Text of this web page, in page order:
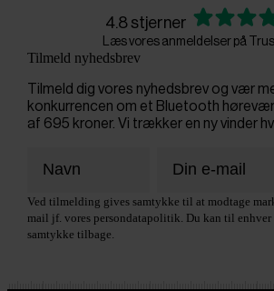
4.8 stjerner
Læs vores anmeldelser på
Tilmeld nyhedsbrev
Tilmeld dig vores nyhedsbrev og vær
konkurrencen om et Bluetooth
af 695 kroner. Vi trækker en ny vinder
Ved tilmelding gives samtykke til at modtage
mail jf. vores persondatapolitik. Du kan til
samtykke tilbage.